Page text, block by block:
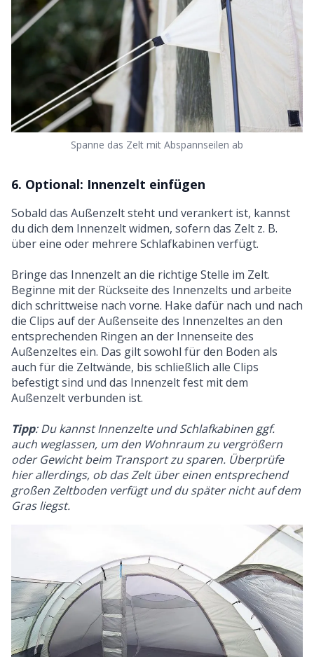
Spanne das Zelt mit Abspannseilen ab
6. Optional: Innenzelt einfügen
Sobald das Außenzelt steht und verankert ist, kannst
du dich dem Innenzelt widmen, sofern das Zelt z. B.
über eine oder mehrere Schlafkabinen verfügt.
Bringe das Innenzelt an die richtige Stelle im Zelt.
Beginne mit der Rückseite des Innenzelts und arbeite
dich schrittweise nach vorne. Hake dafür nach und nach
die Clips auf der Außenseite des Innenzeltes an den
entsprechenden Ringen an der Innenseite des
Außenzeltes ein. Das gilt sowohl für den Boden als
auch für die Zeltwände, bis schließlich alle Clips
befestigt sind und das Innenzelt fest mit dem
Außenzelt verbunden ist.
Tipp: Du kannst Innenzelte und Schlafkabinen ggf.
auch weglassen, um den Wohnraum zu vergrößern
oder Gewicht beim Transport zu sparen. Überprüfe
hier allerdings, ob das Zelt über einen entsprechend
großen Zeltboden verfügt und du später nicht auf dem
Gras liegst.